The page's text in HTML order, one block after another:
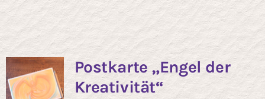
Postkarte „Engel der
Kreativität“